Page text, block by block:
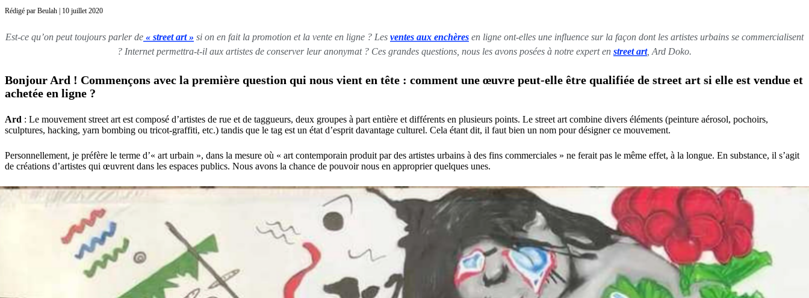
Rédigé par Beulah | 10 juillet 2020
Est-ce qu’on peut toujours parler de « street art » si on en fait la promotion et la vente en ligne ? Les ventes aux enchères en ligne ont-elles une influence sur la façon dont les artistes urbains se commercialisent
? Internet permettra-t-il aux artistes de conserver leur anonymat ? Ces grandes questions, nous les avons posées à notre expert en street art, Ard Doko.
Bonjour Ard ! Commençons avec la première question qui nous vient en tête : comment une œuvre peut-elle être qualifiée de street art si elle est vendue et
achetée en ligne ?
Ard : Le mouvement street art est composé d’artistes de rue et de taggueurs, deux groupes à part entière et différents en plusieurs points. Le street art combine divers éléments (peinture aérosol, pochoirs,
sculptures, hacking, yarn bombing ou tricot-graffiti, etc.) tandis que le tag est un état d’esprit davantage culturel. Cela étant dit, il faut bien un nom pour désigner ce mouvement.
Personnellement, je préfère le terme d’« art urbain », dans la mesure où « art contemporain produit par des artistes urbains à des fins commerciales » ne ferait pas le même effet, à la longue. En substance, il s’agit
de créations d’artistes qui œuvrent dans les espaces publics. Nous avons la chance de pouvoir nous en approprier quelques unes.